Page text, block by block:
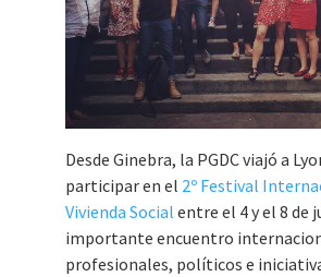
Desde Ginebra, la PGDC viajó a
participar en el 2º Festival
Vivienda Social entre el 4 y el 8 de
importante encuentro
profesionales, políticos e